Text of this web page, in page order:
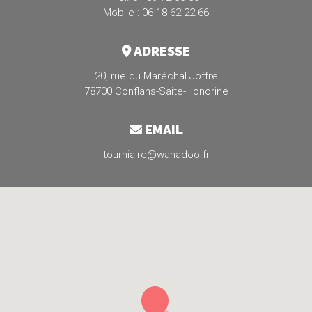
Mobile : 06 18 62 22 66
ADRESSE
20, rue du Maréchal Joffre
78700 Conflans-Saite-Honorine
EMAIL
tourniaire@wanadoo.fr